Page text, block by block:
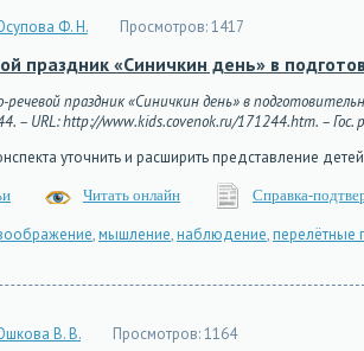
Ф. Н. Просмотров:1417
праздник «Синичкин день» в
праздник «Синичкин день» в
– URL: http://www.kids.covenok.ru/171244.htm. – Гос.
уточнить и расширить представление
Читать онлайн Справка-
,мышление,наблюдение,перелётные
В. В. Просмотров:1164